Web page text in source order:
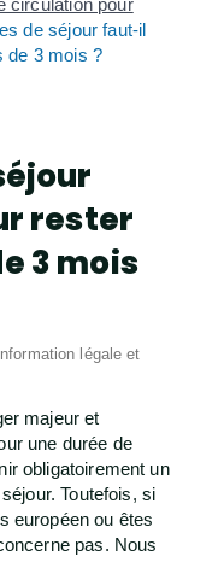
de séjour faut-il
de 3 mois ?
rester
3 mois
légale et
majeur et
une durée de
obligatoirement un
Toutefois, si
européen ou êtes
pas. Nous